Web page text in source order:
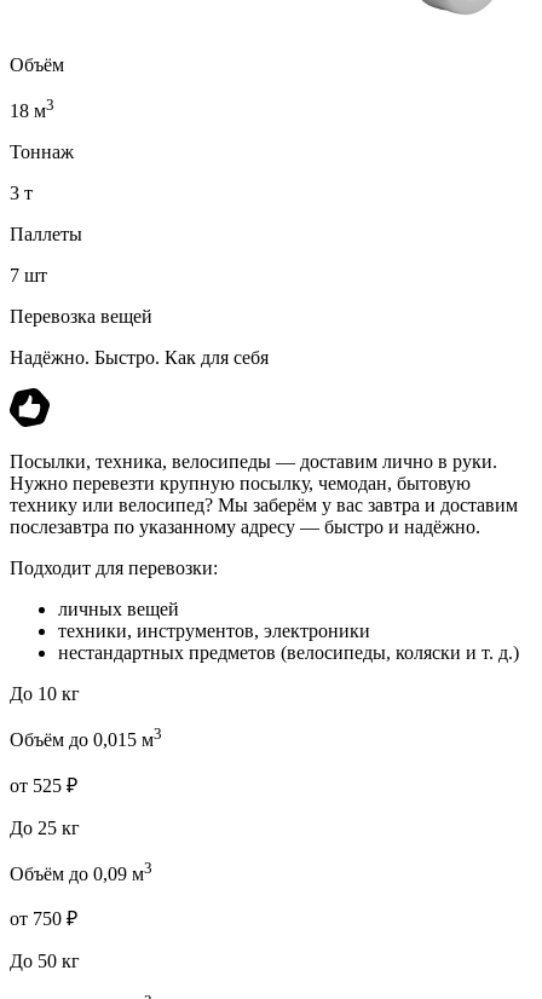
Объём
18 м3
Тоннаж
3 т
Паллеты
7 шт
Перевозка вещей
Надёжно. Быстро. Как для себя
Посылки, техника, велосипеды — доставим лично в руки.
Нужно перевезти крупную посылку, чемодан, бытовую
технику или велосипед? Мы заберём у вас завтра и доставим
послезавтра по указанному адресу — быстро и надёжно.
Подходит для перевозки:
личных вещей
техники, инструментов, электроники
нестандартных предметов (велосипеды, коляски и т. д.)
До 10 кг
Объём до 0,015 м3
от 525 ₽
До 25 кг
Объём до 0,09 м3
от 750 ₽
До 50 кг